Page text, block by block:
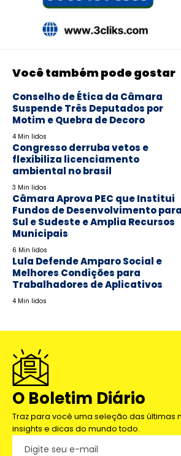
Você também pode gostar
Conselho de Ética da Câmara
Suspende Três Deputados por
Motim e Quebra de Decoro
4 Min lidos
Congresso derruba vetos e
flexibiliza licenciamento
ambiental no brasil
3 Min lidos
Câmara Aprova PEC que Institui
Fundos de Desenvolvimento para
Sul e Sudeste e Amplia Recursos
Municipais
6 Min lidos
Lula Defende Amparo Social e
Melhores Condições para
Trabalhadores de Aplicativos
4 Min lidos
O Boletim Diário
Traz para você uma seleção das últimas
insights e dicas do mundo todo.